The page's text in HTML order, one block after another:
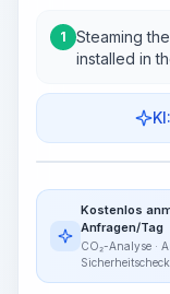
1
Steaming
installed in
Work Steps
Kostenlos
Anfragen/Tag
CO₂-Analyse ·
Sicherheitscheck